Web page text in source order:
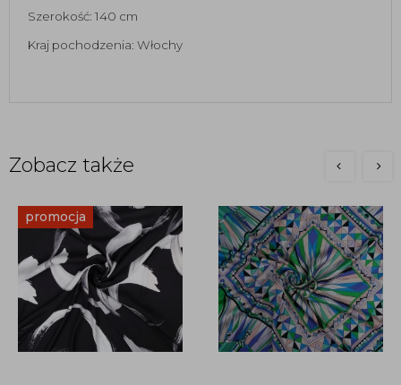
Szerokość: 140 cm
Kraj pochodzenia: Włochy
Zobacz także
promocja